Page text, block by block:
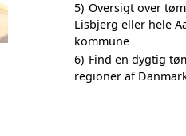
5) Oversigt over
Lisbjerg eller hele
kommune
6) Find en dygtig
regioner af